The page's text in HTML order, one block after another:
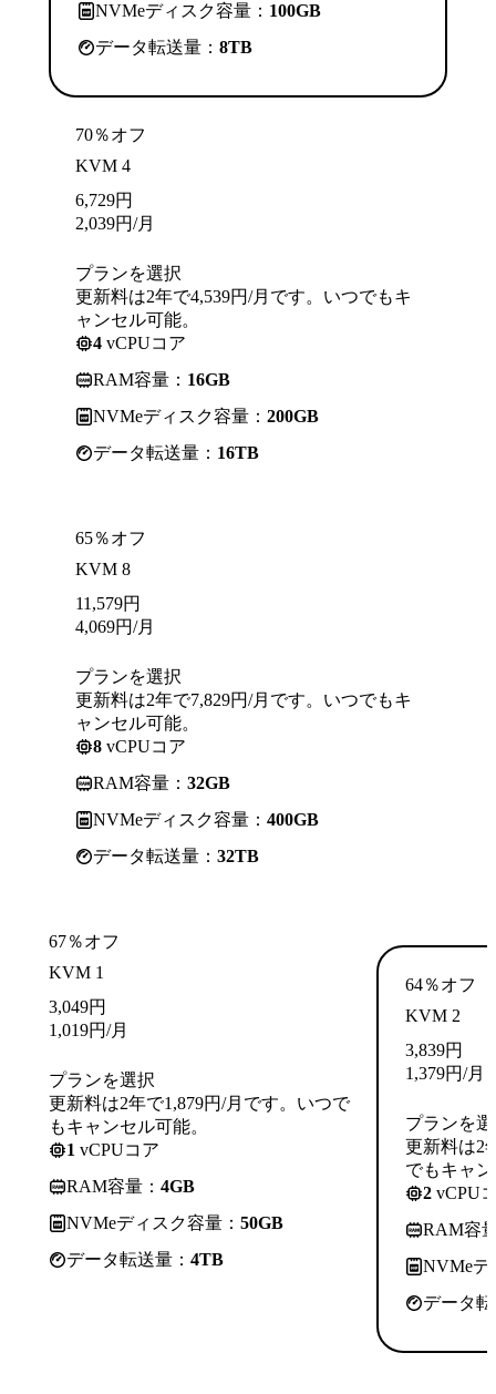
NVMeディスク容量： 100GB
データ転送量： 8TB
70％オフ
KVM 4
6,729円
2,039円/月
プランを選択
更新料は2年で4,539円/月です。いつでもキ
ャンセル可能。
4 vCPUコア
RAM容量： 16GB
NVMeディスク容量： 200GB
データ転送量： 16TB
65％オフ
KVM 8
11,579円
4,069円/月
プランを選択
更新料は2年で7,829円/月です。いつでもキ
ャンセル可能。
8 vCPUコア
RAM容量： 32GB
NVMeディスク容量： 400GB
データ転送量： 32TB
67％オフ
KVM 1
3,049円
1,019円/月
プランを選択
更新料は2年で1,879円/月です。いつで
もキャンセル可能。
1 vCPUコア
RAM容量： 4GB
NVMeディスク容量： 50GB
データ転送量： 4TB
64％オフ
KVM 2
3,839円
1,379円/月
プランを
更新料は2
でもキャ
2 vCPU
RAM容
NVMeデ
データ